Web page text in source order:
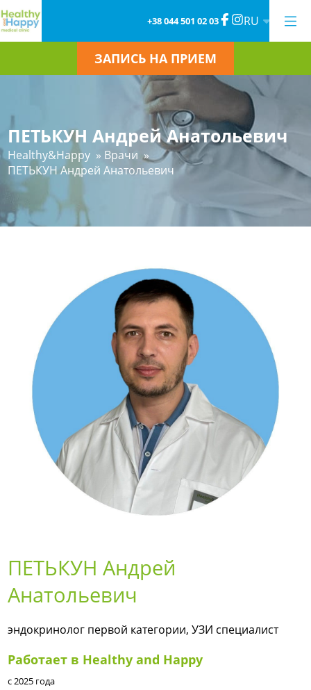
+38 044 501 02 03 RU
ЗАПИСЬ НА ПРИЕМ
ПЕТЬКУН Андрей Анатольевич
Healthy&Happy » Врачи »
ПЕТЬКУН Андрей Анатольевич
ПЕТЬКУН Андрей
Анатольевич
эндокринолог первой категории, УЗИ специалист
Работает в Healthy and Happy
с 2025 года